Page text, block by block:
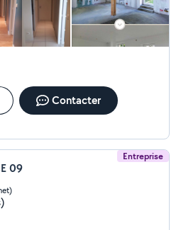
Contacter
Entreprise
09